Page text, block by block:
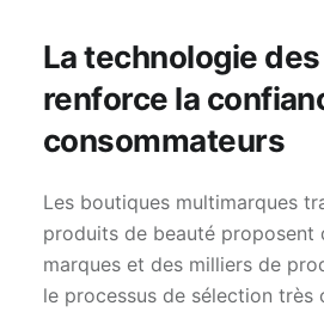
La technologie
renforce la
consommateurs
Les boutiques multimarques
produits de beauté proposent
marques et des milliers de
le processus de sélection très